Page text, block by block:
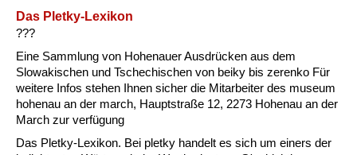
Das Pletky-Lexikon
???
Eine Sammlung von Hohenauer Ausdrücken aus dem
Slowakischen und Tschechischen von beiky bis zerenko Für
weitere Infos stehen Ihnen sicher die Mitarbeiter des museum
hohenau an der march, Hauptstraße 12, 2273 Hohenau an der
March zur verfügung
Das Pletky-Lexikon. Bei pletky handelt es sich um einers der